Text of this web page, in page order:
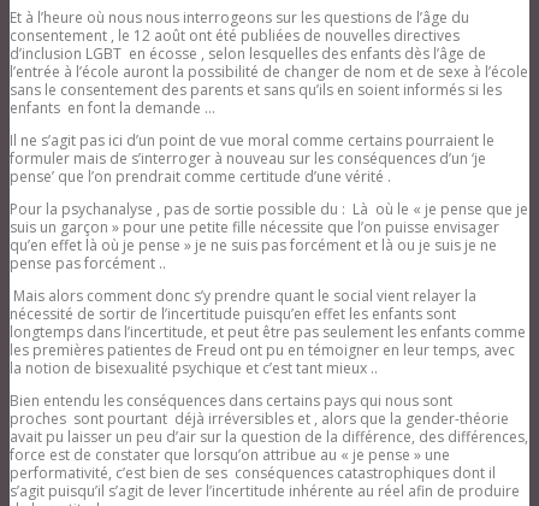
Et à l’heure où nous nous interrogeons sur les questions de l’âge du
consentement , le 12 août ont été publiées de nouvelles directives
d’inclusion LGBT en écosse , selon lesquelles des enfants dès l’âge de
l’entrée à l’école auront la possibilité de changer de nom et de sexe à l’école
sans le consentement des parents et sans qu’ils en soient informés si les
enfants en font la demande …
Il ne s’agit pas ici d’un point de vue moral comme certains pourraient le
formuler mais de s’interroger à nouveau sur les conséquences d’un ‘je
pense’ que l’on prendrait comme certitude d’une vérité .
Pour la psychanalyse , pas de sortie possible du : Là où le « je pense que je
suis un garçon » pour une petite fille nécessite que l’on puisse envisager
qu’en effet là où je pense » je ne suis pas forcément et là ou je suis je ne
pense pas forcément ..
Mais alors comment donc s’y prendre quant le social vient relayer la
nécessité de sortir de l’incertitude puisqu’en effet les enfants sont
longtemps dans l’incertitude, et peut être pas seulement les enfants comme
les premières patientes de Freud ont pu en témoigner en leur temps, avec
la notion de bisexualité psychique et c’est tant mieux ..
Bien entendu les conséquences dans certains pays qui nous sont
proches sont pourtant déjà irréversibles et , alors que la gender-théorie
avait pu laisser un peu d’air sur la question de la différence, des différences,
force est de constater que lorsqu’on attribue au « je pense » une
performativité, c’est bien de ses conséquences catastrophiques dont il
s’agit puisqu’il s’agit de lever l’incertitude inhérente au réel afin de produire